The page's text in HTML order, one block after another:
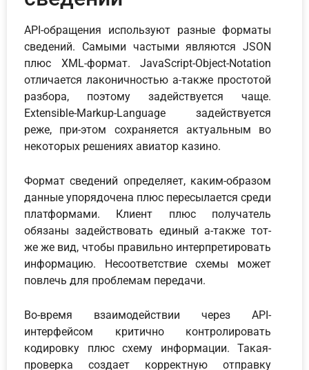
API-обращения используют разные форматы
сведений. Самыми частыми являются JSON
плюс XML-формат. JavaScript-Object-Notation
отличается лаконичностью а-также простотой
разбора, поэтому задействуется чаще.
Extensible-Markup-Language задействуется
реже, при-этом сохраняется актуальным во
некоторых решениях авиатор казино.
Формат сведений определяет, каким-образом
данные упорядочена плюс пересылается среди
платформами. Клиент плюс получатель
обязаны задействовать единый а-также тот-
же же вид, чтобы правильно интерпретировать
информацию. Несоответствие схемы может
повлечь для проблемам передачи.
Во-время взаимодействии через API-
интерфейсом критично контролировать
кодировку плюс схему информации. Такая-
проверка создает корректную отправку